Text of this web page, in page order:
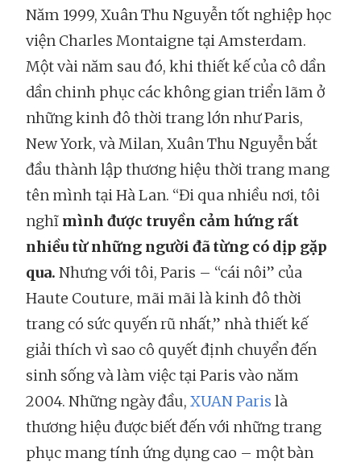
Năm 1999, Xuân Thu Nguyễn tốt nghiệp học
viện Charles Montaigne tại Amsterdam.
Một vài năm sau đó, khi thiết kế của cô dần
dần chinh phục các không gian triển lãm ở
những kinh đô thời trang lớn như Paris,
New York, và Milan, Xuân Thu Nguyễn bắt
đầu thành lập thương hiệu thời trang mang
tên mình tại Hà Lan. “Đi qua nhiều nơi, tôi
nghĩ mình được truyền cảm hứng rất
nhiều từ những người đã từng có dịp gặp
qua. Nhưng với tôi, Paris – “cái nôi” của
Haute Couture, mãi mãi là kinh đô thời
trang có sức quyến rũ nhất,” nhà thiết kế
giải thích vì sao cô quyết định chuyển đến
sinh sống và làm việc tại Paris vào năm
2004. Những ngày đầu, XUAN Paris là
thương hiệu được biết đến với những trang
phục mang tính ứng dụng cao – một bàn